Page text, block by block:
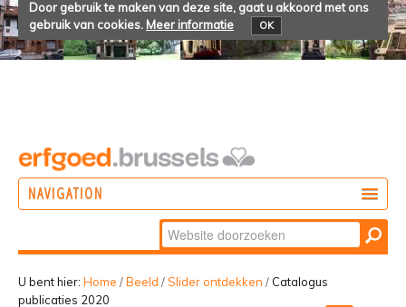
Door gebruik te maken van deze site, gaat u akkoord met ons
gebruik van cookies. Meer informatie OK
NAVIGATION
Zoek
Geavanceerd
zoeken...
U bent hier: Home /Beeld /Slider ontdekken / Catalogus
publicaties 2020